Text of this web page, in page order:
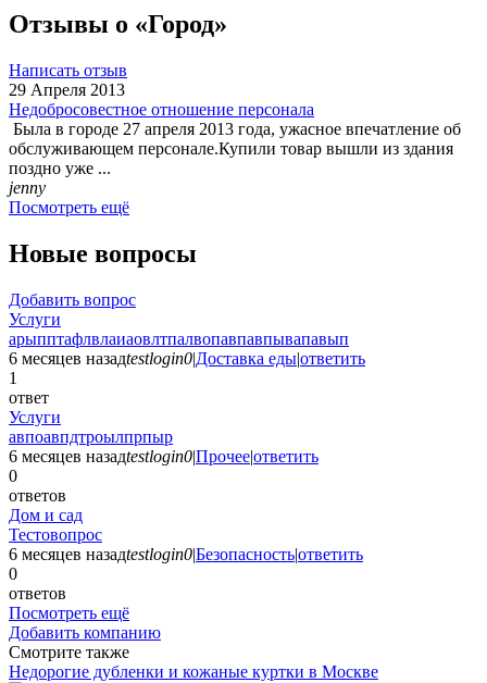
Отзывы о «Город»
Написать отзыв
29 Апреля 2013
Недобросовестное отношение персонала
Была в городе 27 апреля 2013 года, ужасное впечатление об
обслуживающем персонале.Купили товар вышли из здания
поздно уже ...
jenny
Посмотреть ещё
Новые вопросы
Добавить вопрос
Услуги
арыпптафлвлаиаовлтпалвопавпавпывапавып
6 месяцев назадtestlogin0|Доставка еды|ответить
1
ответ
Услуги
авпоавпдтроылпрпыр
6 месяцев назадtestlogin0|Прочее|ответить
0
ответов
Дом и сад
Тестовопрос
6 месяцев назадtestlogin0|Безопасность|ответить
0
ответов
Посмотреть ещё
Добавить компанию
Смотрите также
Недорогие дубленки и кожаные куртки в Москве